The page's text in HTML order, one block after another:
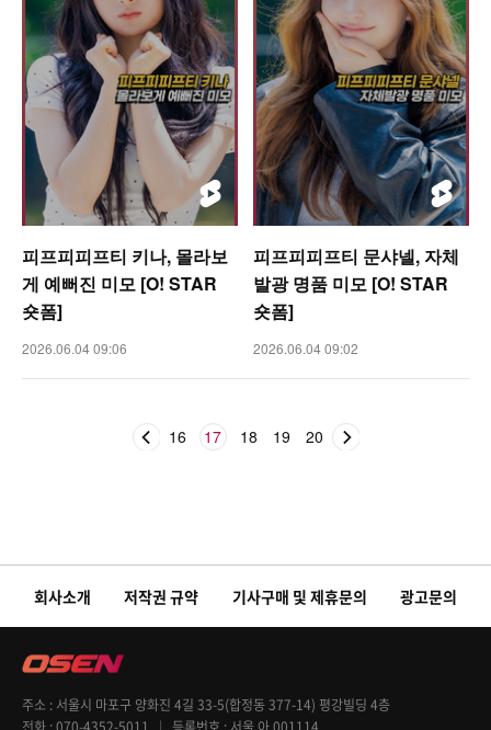
피프피피프티 키나, 몰라보
게 예뻐진 미모 [O! STAR
숏폼]
2026.06.04 09:06
피프피피프티 문샤넬, 자체
발광 명품 미모 [O! STAR
숏폼]
2026.06.04 09:02
16 17 18 19 20
회사소개 저작권 규약 기사구매 및 제휴문의 광고문의
주소
서울시 마포구 양화진 4길 33-5(합정동 377-14) 평강빌딩 4층